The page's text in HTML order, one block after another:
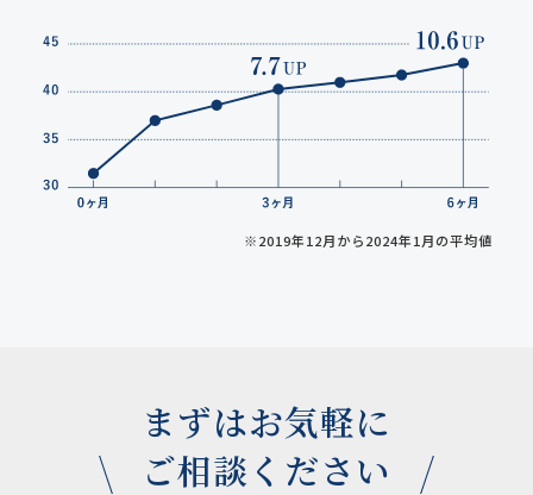
※2019年12月から2024年1月の平均値
まずはお気軽に
ご相談ください